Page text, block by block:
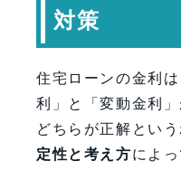
対策
住宅ローンの金利
利」と「変動金利」
どちらが正解という
定性と考え方によ